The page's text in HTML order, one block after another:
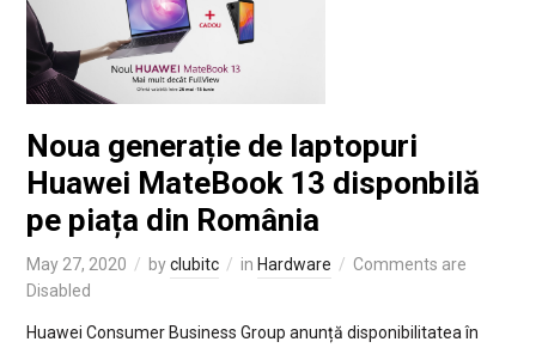
Noua generație de laptopuri
Huawei MateBook 13 disponbilă
pe piața din România
May 27, 2020 byclubitc in Hardware
Comments are
Disabled
Huawei Consumer Business Group anunță disponibilitatea în